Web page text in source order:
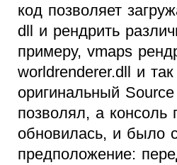
код позволяет
dll и рендрить
примеру, vmaps
worldrenderer.dll и
оригинальный
позволял, а консоль
обновилась, и было
предположение: